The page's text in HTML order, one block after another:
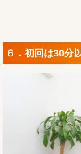
６．初回は30分